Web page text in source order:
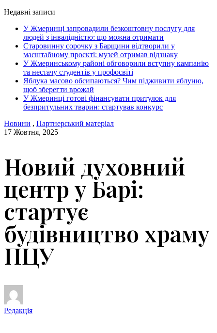
Недавні записи
У Жмеринці запровадили безкоштовну послугу для
людей з інвалідністю: що можна отримати
Старовинну сорочку з Барщини відтворили у
масштабному проєкті: музей отримав відзнаку
У Жмеринському районі обговорили вступну кампанію
та нестачу студентів у профосвіті
Яблука масово обсипаються? Чим підживити яблуню,
щоб зберегти врожай
У Жмеринці готові фінансувати притулок для
безпритульних тварин: стартував конкурс
Новини , Партнерський матеріал
17 Жовтня, 2025
Новий духовний
центр у Барі:
стартує
будівництво храму
ПЦУ
Редакція